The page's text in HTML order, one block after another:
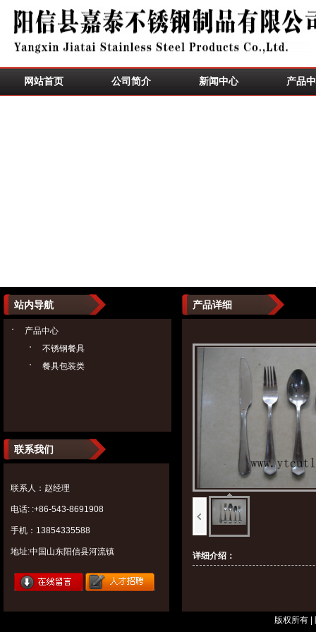
网站首页 公司简介 新闻中心 产品
产品详细
详细介绍：
站内导航
产品中心
不锈钢餐具
餐具包装类
联系我们
联系人：赵经理
电话: :+86-543-8691908
手机：13854335588
地址:中国山东阳信县河流镇
版权所有 |